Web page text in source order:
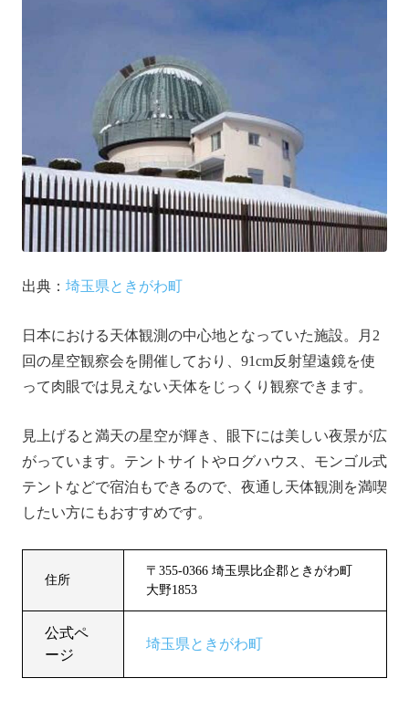
出典： 埼玉県ときがわ町
日本における天体観測の中心地となっていた施設。月2
回の星空観察会を開催しており、91cm反射望遠鏡を使
って肉眼では見えない天体をじっくり観察できます。
見上げると満天の星空が輝き、眼下には美しい夜景が広
がっています。テントサイトやログハウス、モンゴル式
テントなどで宿泊もできるので、夜通し天体観測を満喫
したい方にもおすすめです。
住所
〒355-0366 埼玉県比企郡ときがわ町
大野1853
公式ペ
ージ
埼玉県ときがわ町